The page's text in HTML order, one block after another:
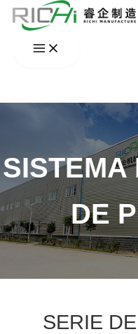
contenido
SISTEMA
DE
SERIE